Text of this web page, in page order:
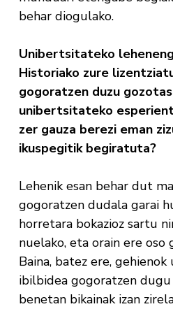
behar diogulako.
Unibertsitateko
Historiako zure
gogoratzen duzu
unibertsitateko
zer gauza berezi eman
ikuspegitik begiratuta?
Lehenik esan behar dut
gogoratzen dudala garai
horretara bokazioz sartu
nuelako, eta orain ere
Baina, batez ere,
ibilbidea gogoratzen
benetan bikainak izan